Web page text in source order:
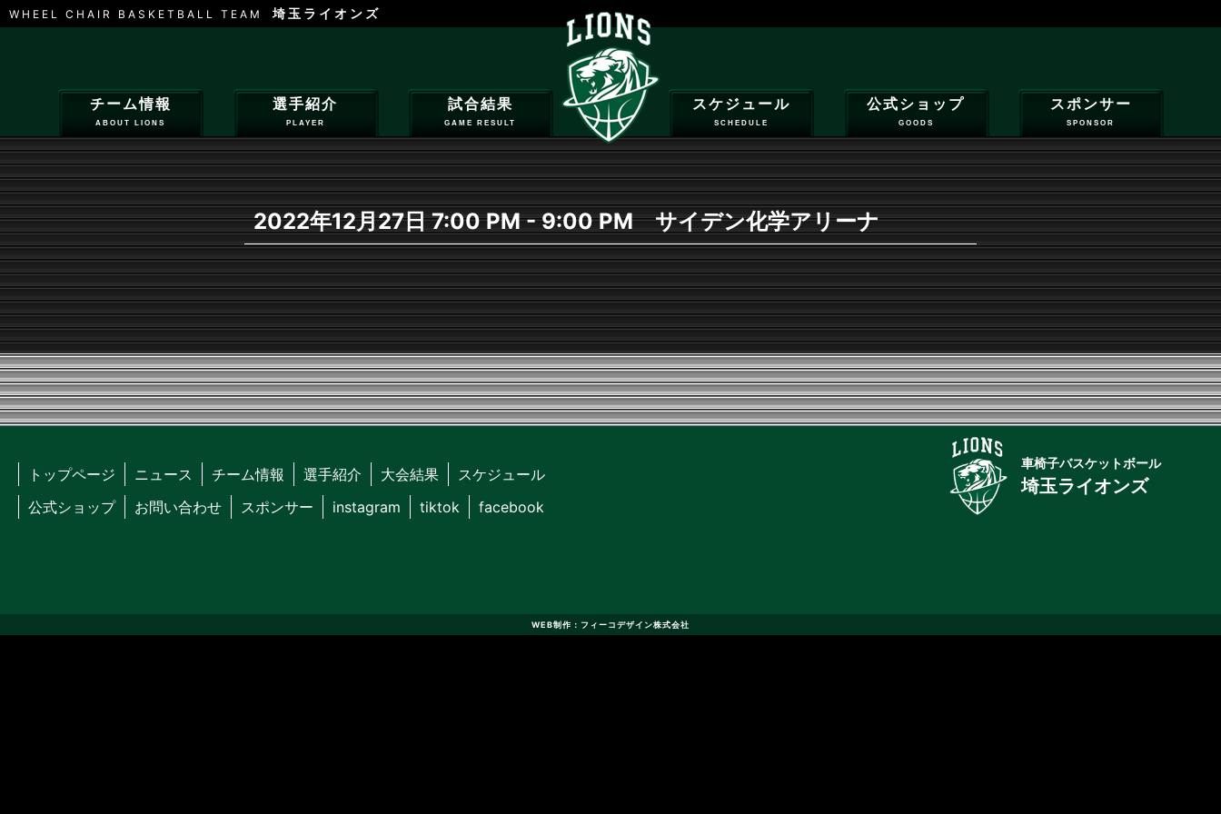
WHEEL CHAIR BASKETBALL TEAM 埼玉ライオンズ
チーム情報
ABOUT LIONS
選手紹介
PLAYER
試合結果
GAME RESULT
スケジュール
SCHEDULE
公式ショップ
GOODS
スポンサー
SPONSOR
2022年12月27日 7:00 PM - 9:00 PM サイデン化学アリーナ
車椅子バスケットボール
埼玉ライオンズ
トップページ ニュース チーム情報 選手紹介 大会結果
スケジュール
公式ショップ
お問い合わせ スポンサー instagram tiktok facebook
WEB制作：フィーコデザイン株式会社